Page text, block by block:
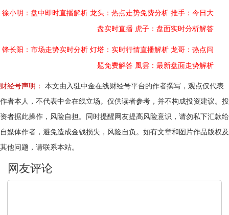
徐小明：盘中即时直播解析 龙头：热点走势免费分析 推手：今日大
盘实时直播 虎子：盘面实时分析解答
锋长阳：市场走势实时分析 灯塔：实时行情直播解析 龙哥：热点问
题免费解答 風雲：最新盘面走势解析
财经号声明：
本文由入驻中金在线财经号平台的作者撰写，观点仅代表
作者本人，不代表中金在线立场。仅供读者参考，并不构成投资建议。投
资者据此操作，风险自担。同时提醒网友提高风险意识，请勿私下汇款给
自媒体作者，避免造成金钱损失，风险自负。如有文章和图片作品版权及
其他问题，请联系本站。